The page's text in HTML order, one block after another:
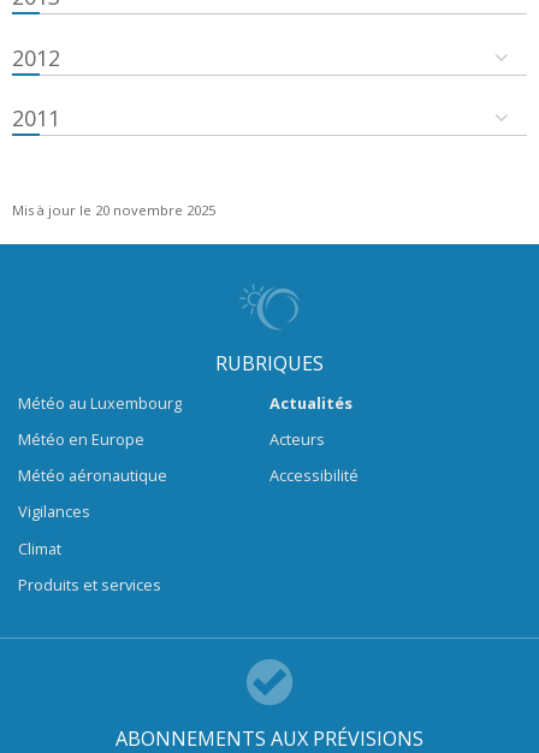
2012
2011
Mis à jour le 20 novembre 2025
RUBRIQUES
Météo au Luxembourg
Météo en Europe
Météo aéronautique
Vigilances
Climat
Produits et services
Actualités
Acteurs
Accessibilité
ABONNEMENTS AUX PRÉVISIONS